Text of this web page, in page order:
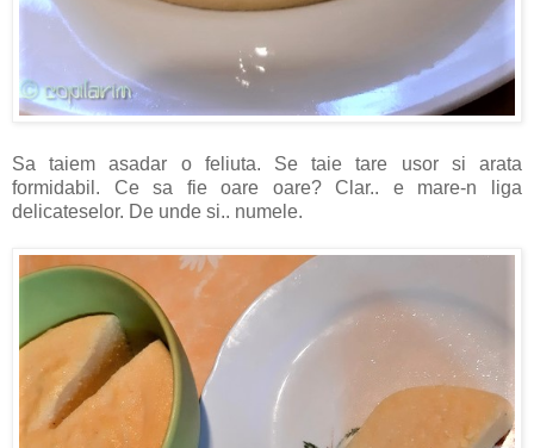
Sa taiem asadar o feliuta. Se taie tare usor si arata
formidabil. Ce sa fie oare oare? Clar.. e mare-n liga
delicateselor. De unde si.. numele.